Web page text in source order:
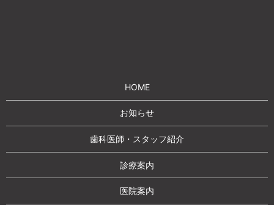
HOME
お知らせ
歯科医師・スタッフ紹介
診療案内
医院案内